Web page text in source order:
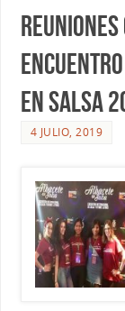
en Salsa
4 JULIO, 2019